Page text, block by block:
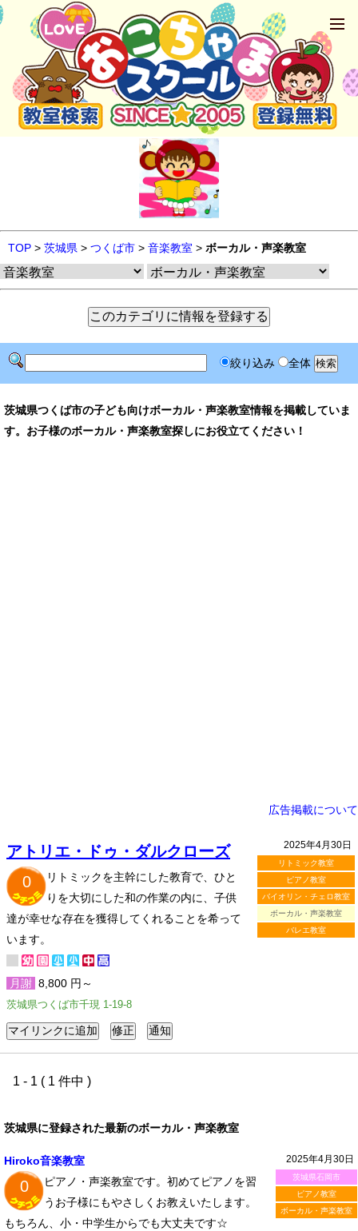
TOP > 茨城県 > つくば市 > 音楽教室 > ボーカル・声楽教室
絞り込み 全体
茨城県つくば市の子ども向けボーカル・声楽教室情報を掲載していま
す。お子様のボーカル・声楽教室探しにお役立てください！
広告掲載について
2025年4月30日
リトミック教室
ピアノ教室
バイオリン・チェロ教室
ボーカル・声楽教室
バレエ教室
アトリエ・ドゥ・ダルクローズ
0
リトミックを主幹にした教育で、ひと
りを大切にした和の作業の内に、子供
達が幸せな存在を獲得してくれることを希って
います。
月謝 8,800 円～
茨城県つくば市千現 1-19-8
1 - 1 ( 1 件中 )
茨城県に登録された最新のボーカル・声楽教室
2025年4月30日
茨城県石岡市
ピアノ教室
ボーカル・声楽教室
Hiroko音楽教室
0
ピアノ・声楽教室です。初めてピアノを習
うお子様にもやさしくお教えいたします。
もちろん、小・中学生からでも大丈夫です☆